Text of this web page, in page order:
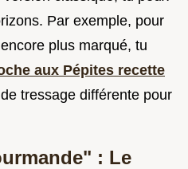
Par exemple, pour
plus marqué, tu
aux Pépites recette
tressage différente pour
: Le